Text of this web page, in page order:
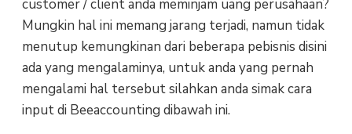
customer / client anda meminjam uang perusahaan?
Mungkin hal ini memang jarang terjadi, namun tidak
menutup kemungkinan dari beberapa pebisnis disini
ada yang mengalaminya, untuk anda yang pernah
mengalami hal tersebut silahkan anda simak cara
input di Beeaccounting dibawah ini.